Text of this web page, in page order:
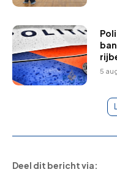
5
Deel dit bericht via: